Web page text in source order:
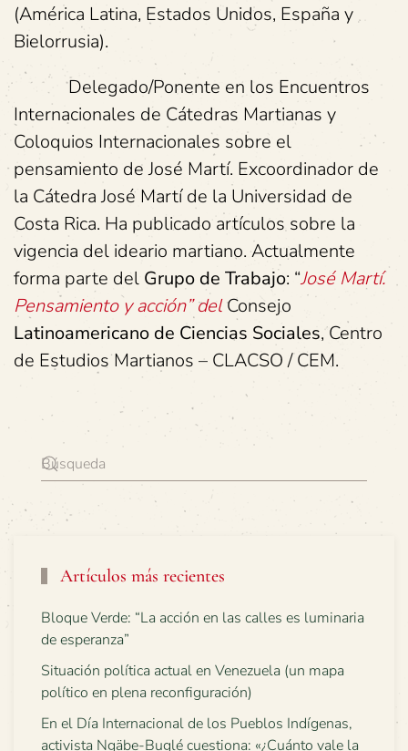
(América Latina, Estados Unidos, España y
Bielorrusia).
Delegado/Ponente en los Encuentros
Internacionales de Cátedras Martianas y
Coloquios Internacionales sobre el
pensamiento de José Martí. Excoordinador de
la Cátedra José Martí de la Universidad de
Costa Rica. Ha publicado artículos sobre la
vigencia del ideario martiano. Actualmente
forma parte del Grupo de Trabajo: “José Martí.
Pensamiento y acción” delConsejo
Latinoamericano de Ciencias Sociales, Centro
de Estudios Martianos – CLACSO / CEM.
Artículos más recientes
Bloque Verde: “La acción en las calles es luminaria
de esperanza”
Situación política actual en Venezuela (un mapa
político en plena reconfiguración)
En el Día Internacional de los Pueblos Indígenas,
activista Ngäbe-Buglé cuestiona: «¿Cuánto vale la